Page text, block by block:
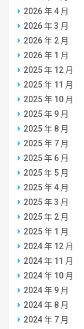
2026 年 4 月
2026 年 3 月
2026 年 2 月
2026 年 1 月
2025 年 12 月
2025 年 11 月
2025 年 10 月
2025 年 9 月
2025 年 8 月
2025 年 7 月
2025 年 6 月
2025 年 5 月
2025 年 4 月
2025 年 3 月
2025 年 2 月
2025 年 1 月
2024 年 12 月
2024 年 11 月
2024 年 10 月
2024 年 9 月
2024 年 8 月
2024 年 7 月